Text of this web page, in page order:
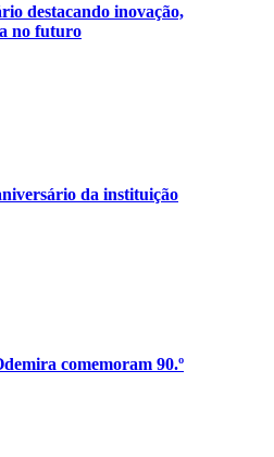
destacando inovação,
no futuro
da instituição
comemoram 90.º